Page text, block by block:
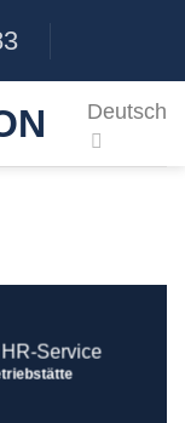
Deutsch
Service